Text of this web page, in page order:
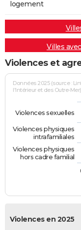
logement
Villes
Violences et
Données 2025 (source :
l'Intérieur et des Outre-Mer)
Violences sexuelles
Violences physiques
intrafamiliales
Violences physiques
hors cadre familial
Violences en 2025